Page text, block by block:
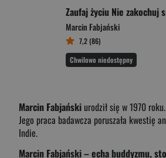
Marcin Fabjański
7,2 (86)
Chwilowo niedostępny
Marcin Fabjańskiurodził się w 1970
Jego praca badawcza poruszała kwestię
Indie.
Marcin Fabjański – echa buddyzmu,